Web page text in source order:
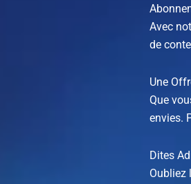
Avec
de
Une
Que
envies.
Dites
Oubliez